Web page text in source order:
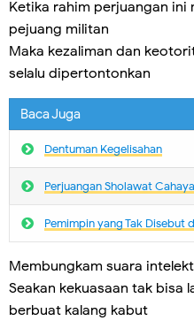
Ketika rahim perjuangan
pejuang militan
Maka kezaliman dan
selalu dipertontonkan
Baca Juga
Dentuman Kegelisahan
Perjuangan Sholawat
Pemimpin yang Tak Disebut
Membungkam suara
Seakan kekuasaan tak bisa
berbuat kalang kabut